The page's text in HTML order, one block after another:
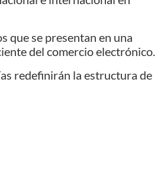
que se presentan en una
del comercio electrónico.
redefinirán la estructura de